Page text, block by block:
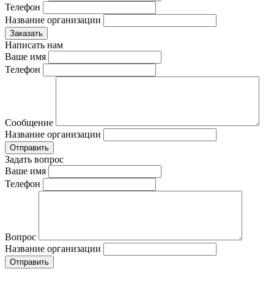
Телефон
Название организации
Написать нам
Ваше имя
Телефон
Сообщение
Название организации
Задать вопрос
Ваше имя
Телефон
Вопрос
Название организации